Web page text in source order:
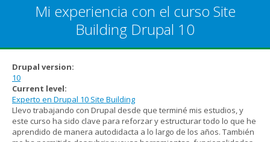
Mi experiencia con el curso Site
Building Drupal 10
Drupal version:
10
Current level:
Experto en Drupal 10 Site Building
Llevo trabajando con Drupal desde que terminé mis estudios, y
este curso ha sido clave para reforzar y estructurar todo lo que he
aprendido de manera autodidacta a lo largo de los años. También